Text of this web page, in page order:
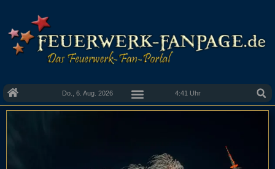
Do., 6. Aug. 2026 4:41 Uhr